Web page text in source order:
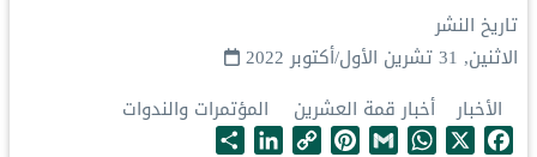
تاريخ النشر
الاثنين, 31 تشرين الأول/أكتوبر 2022
الأخبار
أخبار قمة العشرين المؤتمرات والندوات
F
X
W
G
P
C
L